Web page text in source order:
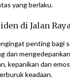
yang berlaku.
di Jalan
penting bagi
dan
kepanikan dan
keadaan.